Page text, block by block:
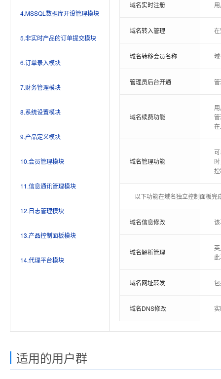
4.MSSQL数据库开设管理模块
5.非实时产品的订单提交模块
6.订单录入模块
7.财务管理模块
8.系统设置模块
9.产品定义模块
10.会员管理模块
11.信息通讯管理模块
12.日志管理模块
13.产品控制面板模块
14.代理平台模块
域名实时注册
域名转入管理
域名转移会员名称
管理员后台开通
域名续费功能
域名管理功能
以下功能在域名独立控制面板完
域名信息修改
域名解析管理
域名网址转发
域名DNS修改
邮局免费试用15天
数据库实时开设
网站推广提交
域名录入
汇款确认
会员注册
紧急通知
系统日志
域名管理面板
A模式代理
适用的用户群